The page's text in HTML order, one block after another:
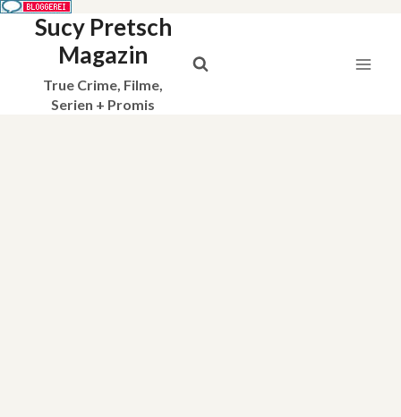
Sucy Pretsch
Magazin
True Crime, Filme,
Serien + Promis